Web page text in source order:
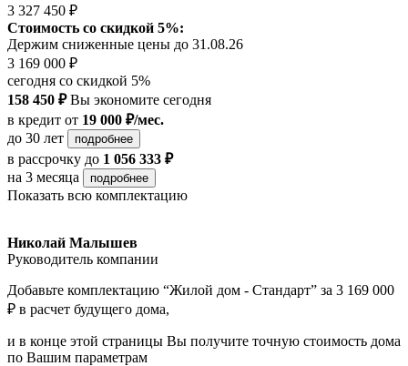
3 327 450 ₽
Стоимость со скидкой 5%:
Держим сниженные цены до 31.08.26
3 169 000 ₽
сегодня со скидкой 5%
158 450 ₽Вы экономите сегодня
в кредит от 19 000 ₽/мес.
до 30 лет
подробнее
в рассрочку до 1 056 333 ₽
на 3 месяца
подробнее
Показать всю комплектацию
Николай Малышев
Руководитель компании
Добавьте комплектацию “Жилой дом - Стандарт” за 3 169 000
₽ в расчет будущего дома,
и в конце этой страницы Вы получите точную стоимость дома
по Вашим параметрам